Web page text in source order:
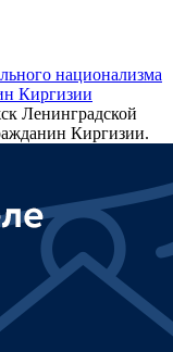
национализма
Киргизии
Ленинградской
Киргизии.